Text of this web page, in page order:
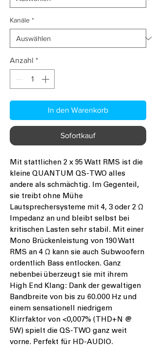
Kanäle *
Anzahl *
In den Warenkorb
Sofortkauf
Mit stattlichen 2 x 95 Watt RMS ist die
kleine QUANTUM QS-TWO alles
andere als schmächtig. Im Gegenteil,
sie treibt ohne Mühe
Lautsprechersysteme mit 4, 3 oder 2 Ω
Impedanz an und bleibt selbst bei
kritischen Lasten sehr stabil. Mit einer
Mono Brückenleistung von 190 Watt
RMS an 4 Ω kann sie auch Subwoofern
ordentlich Bass entlocken. Ganz
nebenbei überzeugt sie mit ihrem
High End Klang: Dank der gewaltigen
Bandbreite von bis zu 60.000 Hz und
einem sensationell niedrigem
Klirrfaktor von <0,007% (THD+N @
5W) spielt die QS-TWO ganz weit
vorne. Perfekt für HD-AUDIO.